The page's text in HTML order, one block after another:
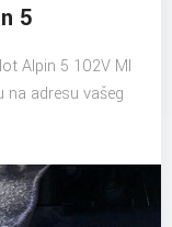
5
Alpin 5 102V MI
na adresu vašeg